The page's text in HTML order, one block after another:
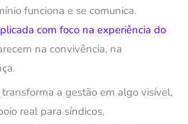
funciona e se comunica.
com foco na experiência do
na convivência, na
a gestão em algo visível,
real para síndicos,